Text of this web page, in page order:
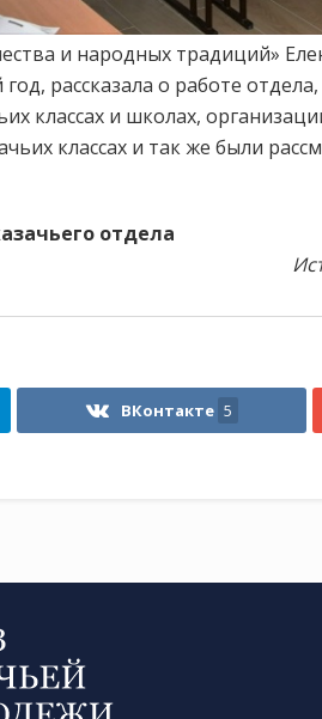
и народных традиций»
рассказала о работе
классах и школах,
классах и так же были
отдела
ВКонтакте 5